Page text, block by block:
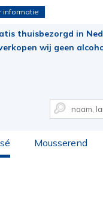
informatie
thuisbezorgd in
wij geen
Mousserend